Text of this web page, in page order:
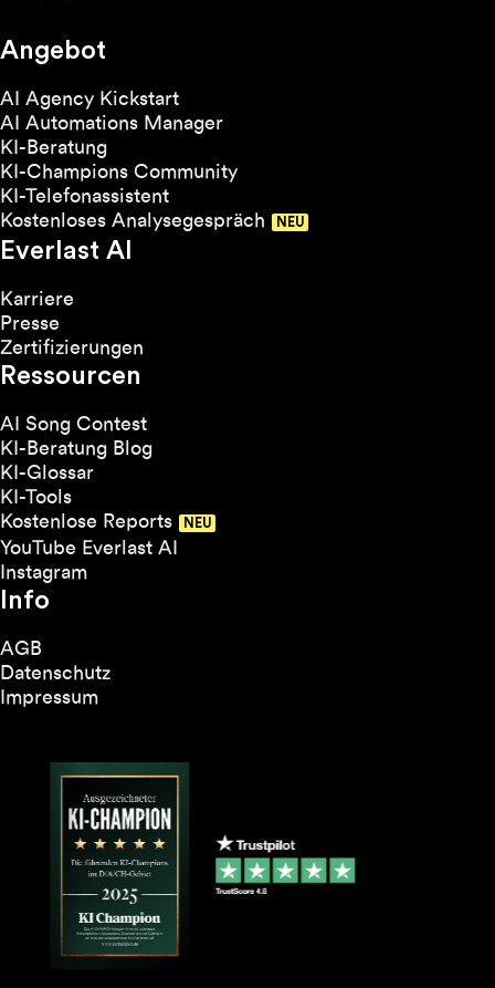
Angebot
AI Agency Kickstart
AI Automations Manager
KI-Beratung
KI-Champions Community
KI-Telefonassistent
Kostenloses Analysegespräch
Everlast AI
Karriere
Presse
Zertifizierungen
Ressourcen
AI Song Contest
KI-Beratung Blog
KI-Glossar
KI-Tools
Kostenlose Reports
YouTube Everlast AI
Instagram
Info
AGB
Datenschutz
Impressum